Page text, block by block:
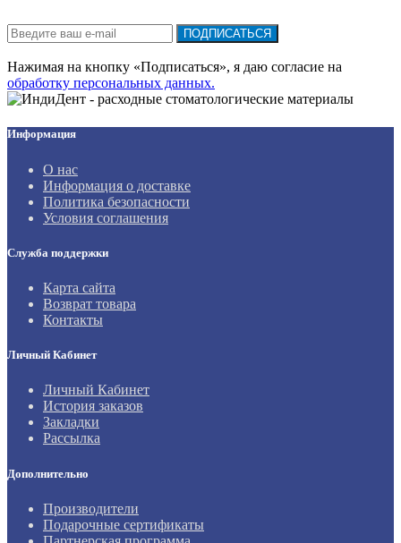
ПОДПИСАТЬСЯ
Нажимая на кнопку «Подписаться», я даю cогласие на
обработку персональных данных.
Информация
О нас
Информация о доставке
Политика безопасности
Условия соглашения
Служба поддержки
Карта сайта
Возврат товара
Контакты
Личный Кабинет
Личный Кабинет
История заказов
Закладки
Рассылка
Дополнительно
Производители
Подарочные сертификаты